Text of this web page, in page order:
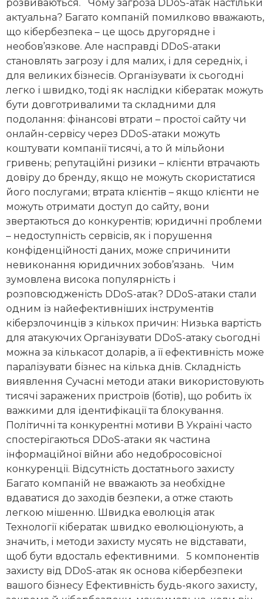
розвиваються. Чому загроза DDoS-атак настільки
актуальна? Багато компаній помилково вважають,
що кібербезпека – це щось другорядне і
необов’язкове. Але насправді DDoS-атаки
становлять загрозу і для малих, і для середніх, і
для великих бізнесів. Організувати їх сьогодні
легко і швидко, тоді як наслідки кібератак можуть
бути довготривалими та складними для
подолання: фінансові втрати – простої сайту чи
онлайн-сервісу через DDoS-атаки можуть
коштувати компанії тисячі, а то й мільйони
гривень; репутаційні ризики – клієнти втрачають
довіру до бренду, якщо не можуть скористатися
його послугами; втрата клієнтів – якщо клієнти не
можуть отримати доступ до сайту, вони
звертаються до конкурентів; юридичні проблеми
– недоступність сервісів, як і порушення
конфіденційності даних, може спричинити
невиконання юридичних зобов’язань. Чим
зумовлена висока популярність і
розповсюдженість DDoS-атак? DDoS-атаки стали
одним із найефективніших інструментів
кіберзлочинців з кількох причин: Низька вартість
для атакуючих Організувати DDoS-атаку сьогодні
можна за кількасот доларів, а її ефективність може
паралізувати бізнес на кілька днів. Складність
виявлення Сучасні методи атаки використовують
тисячі заражених пристроїв (ботів), що робить їх
важкими для ідентифікації та блокування.
Політичні та конкурентні мотиви В Україні часто
спостерігаються DDoS-атаки як частина
інформаційної війни або недобросовісної
конкуренції. Відсутність достатнього захисту
Багато компаній не вважають за необхідне
вдаватися до заходів безпеки, а отже стають
легкою мішенню. Швидка еволюція атак
Технології кібератак швидко еволюціонують, а
значить, і методи захисту мусять не відставати,
щоб бути вдосталь ефективними. 5 компонентів
захисту від DDoS-атак як основа кібербезпеки
вашого бізнесу Ефективність будь-якого захисту,